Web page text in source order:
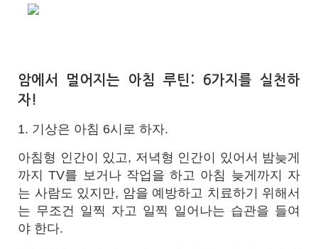
암에서 멀어지는 아침 루틴: 6가지를 실천하
자!
1. 기상은 아침 6시로 하자.
아침형 인간이 있고, 저녁형 인간이 있어서 밤늦게
까지 TV를 보거나 작업을 하고 아침 늦게까지 자
는 사람도 있지만, 암을 예방하고 치료하기 위해서
는 무조건 일찍 자고 일찍 일어나는 습관을 들여
야 한다.